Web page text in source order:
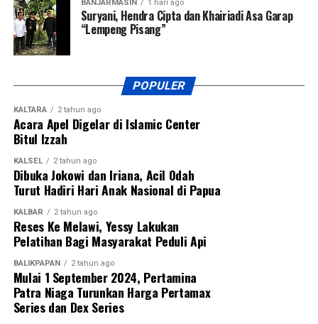
Mobile sebagai kanal pengaduan bagi pelanggan dan
masyarakat, serta mengupayakan kompensasi untuk
konsumen yang terdampak. [ad/sb]
WhatsApp
Messenger 0 Twitter/X
BANJARMASIN 1 hari ago
Suryani, Hendra Cipta dan Khairiadi Asa Garap
“Lempeng Pisang”
POPULER
KALTARA 2 tahun ago
Acara Apel Digelar di Islamic Center
Bitul Izzah
KALSEL 2 tahun ago
Dibuka Jokowi dan Iriana, Acil Odah
Turut Hadiri Hari Anak Nasional di Papua
KALBAR 2 tahun ago
Reses Ke Melawi, Yessy Lakukan
Pelatihan Bagi Masyarakat Peduli Api
BALIKPAPAN 2 tahun ago
Mulai 1 September 2024, Pertamina
Patra Niaga Turunkan Harga Pertamax
Series dan Dex Series